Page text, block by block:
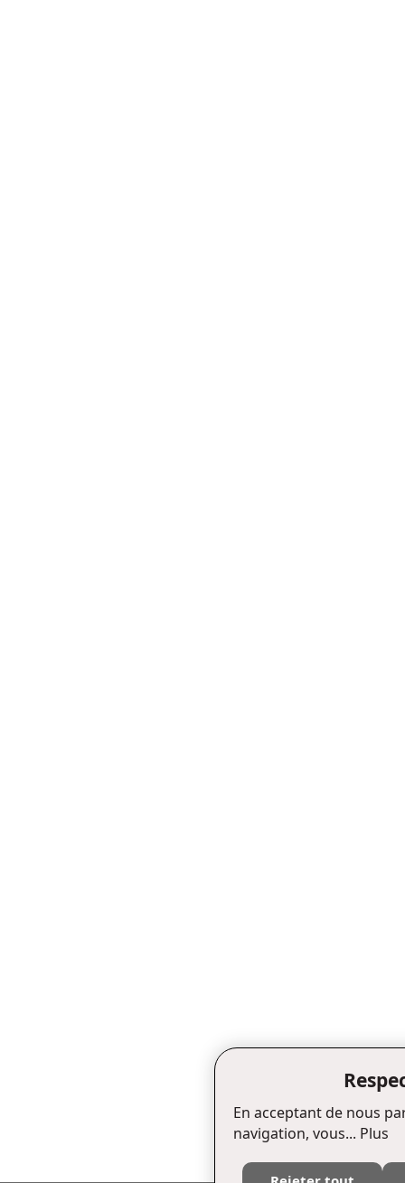
En acceptant de nous
navigation, vous... Plus